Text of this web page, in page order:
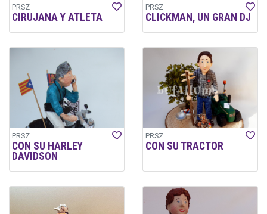
PRSZ
CIRUJANA Y ATLETA
PRSZ
CLICKMAN, UN GRAN DJ
PRSZ
CON SU HARLEY
DAVIDSON
PRSZ
CON SU TRACTOR